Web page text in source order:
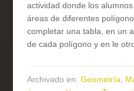
actividad donde los
áreas de diferentes
completar una tabla, en un
de cada polígono y en le
Archivado en:Geometría,